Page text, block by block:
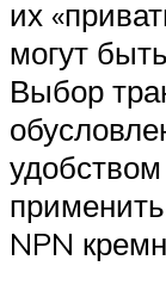
их
могут
Выбор
NPN